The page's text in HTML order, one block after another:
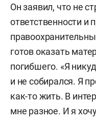
Он заявил, что не
ответственности
готов оказать
погибшего. «Я
и не собирался. Я
как-то жить. В
мне разное. И я